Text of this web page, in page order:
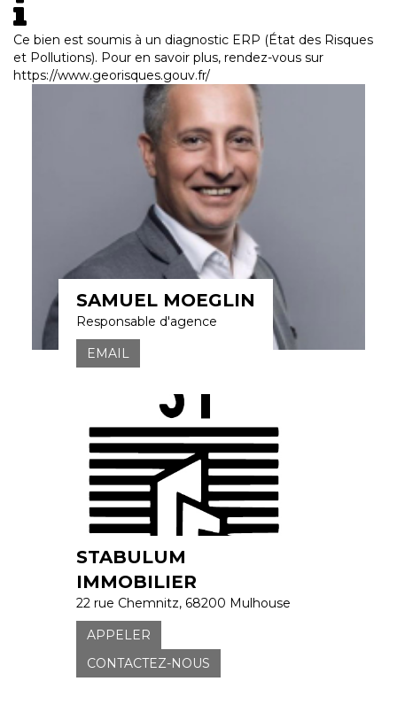
Ce bien est soumis à un diagnostic ERP (État des Risques
et Pollutions). Pour en savoir plus, rendez-vous sur
https://www.georisques.gouv.fr/
SAMUEL MOEGLIN
Responsable d'agence
EMAIL
STABULUM
IMMOBILIER
22 rue Chemnitz, 68200 Mulhouse
APPELER
CONTACTEZ-NOUS